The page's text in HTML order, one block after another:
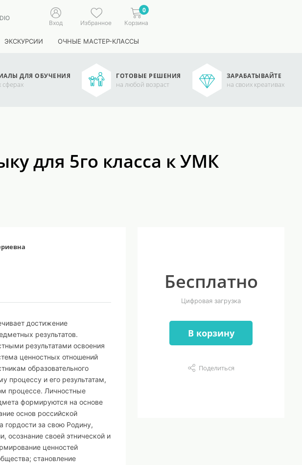
Вход Избранное
0
Корзина
ЭКСКУРСИИ ОЧНЫЕ МАСТЕР-КЛАССЫ
ДЛЯ ОБУЧЕНИЯ
сферах
ГОТОВЫЕ РЕШЕНИЯ
на любой возраст
ЗАРАБАТЫВАЙТЕ
на своих креативах
для 5го класса к УМК
достижение
результатов.
результатами освоения
ценностных отношений
образовательного
процессу и его результатам,
процессе. Личностные
формируются на основе
основ российской
гордости за свою Родину,
осознание своей этнической и
ценностей
становление
Бесплатно
Цифровая загрузка
В корзину
Поделиться